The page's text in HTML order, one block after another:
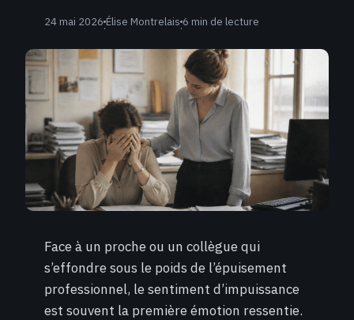
24 mai 2026·Élise Montrelais·6 min de lecture
Face à un proche ou un collègue qui
s’effondre sous le poids de l’épuisement
professionnel, le sentiment d’impuissance
est souvent la première émotion ressentie.